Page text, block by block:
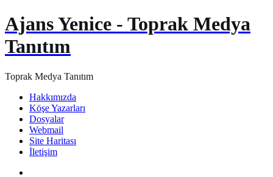
Ajans Yenice - Toprak Medya
Tanıtım
Toprak Medya Tanıtım
Hakkımızda
Köşe Yazarları
Dosyalar
Webmail
Site Haritası
İletişim